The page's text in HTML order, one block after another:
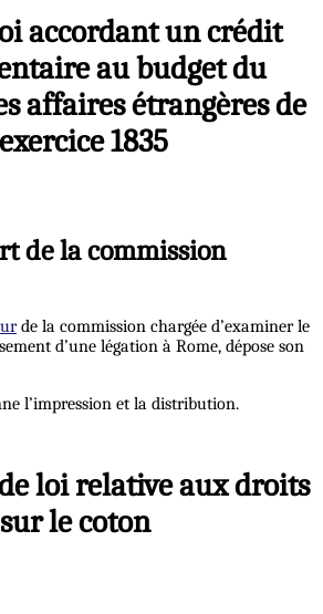
accordant un crédit
au budget du
affaires étrangères de
1835
de la commission
de la commission chargée d’examiner le
d’une légation à Rome, dépose son
l’impression et la distribution.
loi relative aux droits
sur le coton